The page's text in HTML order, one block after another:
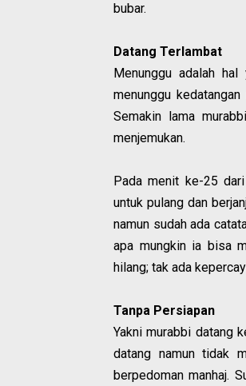
bubar.
Datang Terlambat
Menunggu adalah
menunggu
Semakin lama
menjemukan.
Pada menit ke-25
untuk pulang dan
namun sudah ada
apa mungkin ia bisa
hilang; tak ada
Tanpa Persiapan
Yakni murabbi datang
datang namun tidak
berpedoman manhaj.